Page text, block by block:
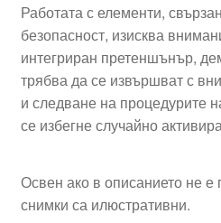
Работата с елементи,
безопасност, изисква
интегриран претеншънър,
трябва да се извършват с
и следване на процедурите
се избегне случайно
Освен ако в описанието не е
снимки са илюстративни.